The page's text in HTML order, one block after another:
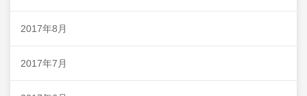
2017年8月
2017年7月